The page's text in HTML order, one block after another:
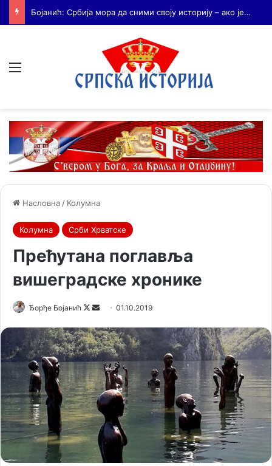
Бојанић: Када се гради – некоме смета. Када се не гради – сви се жале
Насловна / Колумна
Колумна Срби Хрватске
Прећутана поглавља
вишеградске хронике
Ђорђе Бојанић
F
l
l
o
w
o
n
X
n
d
a
n
e
m
a
l
01.10.2019